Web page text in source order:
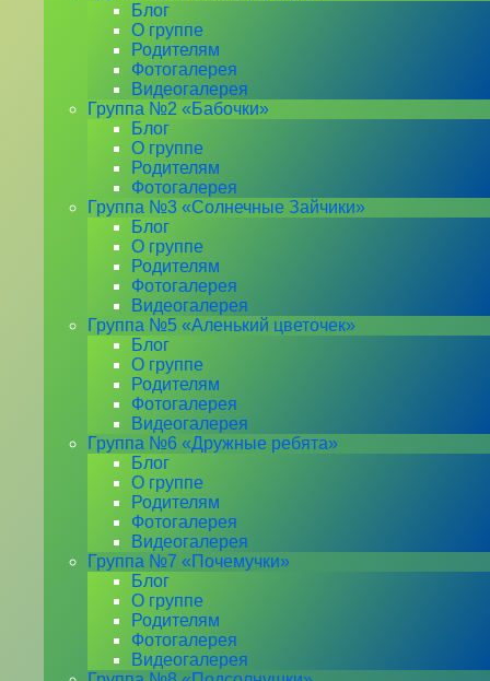
Блог
О группе
Родителям
Фотогалерея
Видеогалерея
Группа №2 «Бабочки»
Блог
О группе
Родителям
Фотогалерея
Группа №3 «Солнечные Зайчики»
Блог
О группе
Родителям
Фотогалерея
Видеогалерея
Группа №5 «Аленький цветочек»
Блог
О группе
Родителям
Фотогалерея
Видеогалерея
Группа №6 «Дружные ребята»
Блог
О группе
Родителям
Фотогалерея
Видеогалерея
Группа №7 «Почемучки»
Блог
О группе
Родителям
Фотогалерея
Видеогалерея